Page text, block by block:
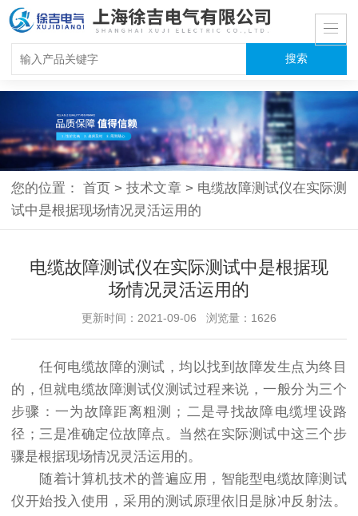
您的位置：首页 > 技术文章 > 电缆故障测试仪在实际测
试中是根据现场情况灵活运用的
电缆故障测试仪在实际测试中是根据现
场情况灵活运用的
更新时间：2021-09-06 浏览量：1626
任何电缆故障的测试，均以找到故障发生点为终目
的，但就电缆故障测试仪测试过程来说，一般分为三个
步骤：一为故障距离粗测；二是寻找故障电缆埋设路
径；三是准确定位故障点。当然在实际测试中这三个步
骤是根据现场情况灵活运用的。
随着计算机技术的普遍应用，智能型电缆故障测试
仪开始投入使用，采用的测试原理依旧是脉冲反射法。